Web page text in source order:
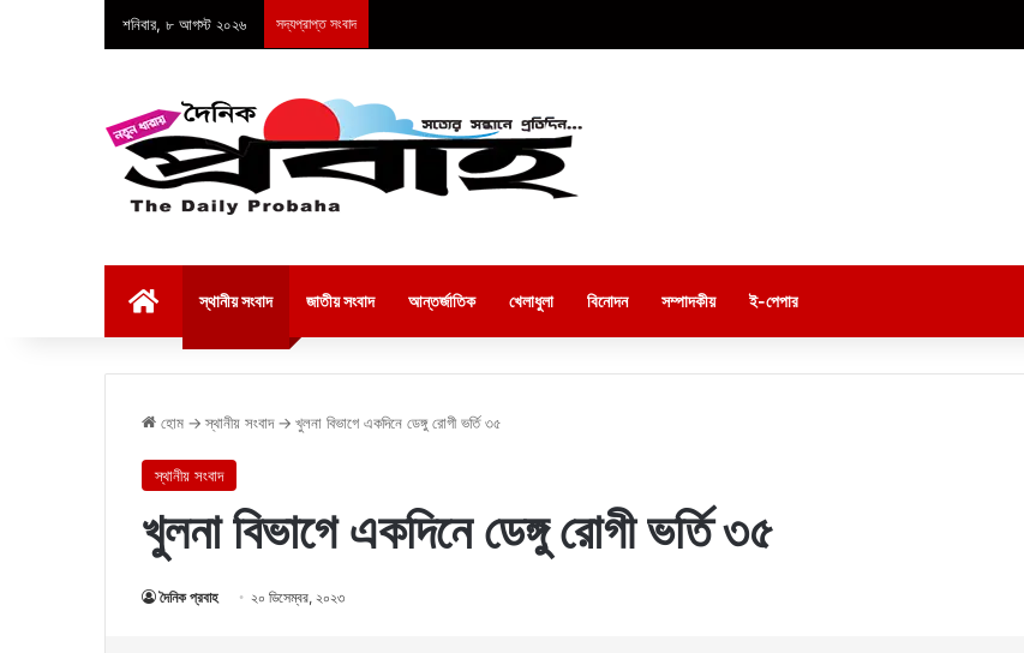
শনিবার, ৮ আগস্ট ২০২৬ সদ্যপ্রাপ্ত সংবাদ
স্থানীয় সংবাদ জাতীয় সংবাদ আন্তর্জাতিক খেলাধুলা বিনোদন সম্পাদকীয় ই-পেপার
হোম → স্থানীয় সংবাদ → খুলনা বিভাগে একদিনে ডেঙ্গু রোগী ভর্তি ৩৫
স্থানীয় সংবাদ
খুলনা বিভাগে একদিনে ডেঙ্গু রোগী ভর্তি ৩৫
দৈনিক প্রবাহ ২০ ডিসেম্বর, ২০২৩